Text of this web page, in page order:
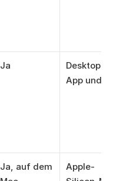
Ja
Desktop-
App und
Ja, auf dem
Apple-